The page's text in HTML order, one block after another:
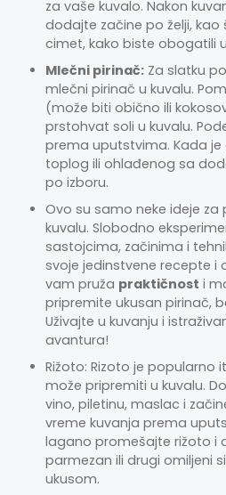
za vaše kuvalo. Nakon
dodajte začine po želji, kao
cimet, kako biste obogatili
Mlečni pirinač: Za slatku
mlečni pirinač u kuvalu.
(može biti obično ili
prstohvat soli u kuvalu.
prema uputstvima. Kada
toplog ili ohlađenog sa
po izboru.
Ovo su samo neke ideje za
kuvalu. Slobodno
sastojcima, začinima i
svoje jedinstvene recepte i
vam pruža praktičnost i
pripremite ukusan pirinač,
Uživajte u kuvanju i
avantura!
Rižoto: Rizoto je popularno
može pripremiti u kuvalu.
vino, piletinu, maslac i
vreme kuvanja prema
lagano promešajte rižoto i
parmezan ili drugi omiljeni
ukusom.